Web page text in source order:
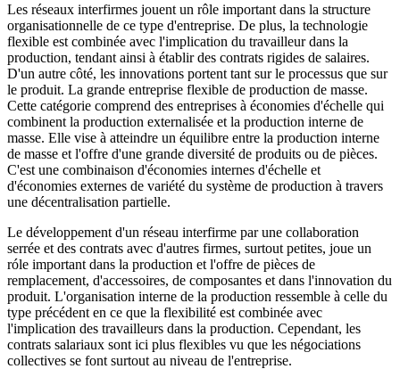
Les réseaux interfirmes jouent un rôle important dans la structure
organisationnelle de ce type d'entreprise. De plus, la technologie
flexible est combinée avec l'implication du travailleur dans la
production, tendant ainsi à établir des contrats rigides de salaires.
D'un autre côté, les innovations portent tant sur le processus que sur
le produit. La grande entreprise flexible de production de masse.
Cette catégorie comprend des entreprises à économies d'échelle qui
combinent la production externalisée et la production interne de
masse. Elle vise à atteindre un équilibre entre la production interne
de masse et l'offre d'une grande diversité de produits ou de pièces.
C'est une combinaison d'économies internes d'échelle et
d'économies externes de variété du système de production à travers
une décentralisation partielle.
Le développement d'un réseau interfirme par une collaboration
serrée et des contrats avec d'autres firmes, surtout petites, joue un
róle important dans la production et l'offre de pièces de
remplacement, d'accessoires, de composantes et dans l'innovation du
produit. L'organisation interne de la production ressemble à celle du
type précédent en ce que la flexibilité est combinée avec
l'implication des travailleurs dans la production. Cependant, les
contrats salariaux sont ici plus flexibles vu que les négociations
collectives se font surtout au niveau de l'entreprise.